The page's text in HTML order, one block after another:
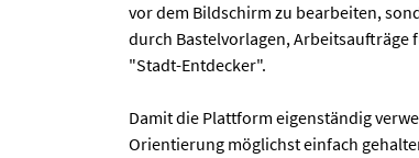
vor dem Bildschirm zu bearbeiten,
durch Bastelvorlagen, Arbeitsaufträge
"Stadt-Entdecker".
Damit die Plattform eigenständig
Orientierung möglichst einfach